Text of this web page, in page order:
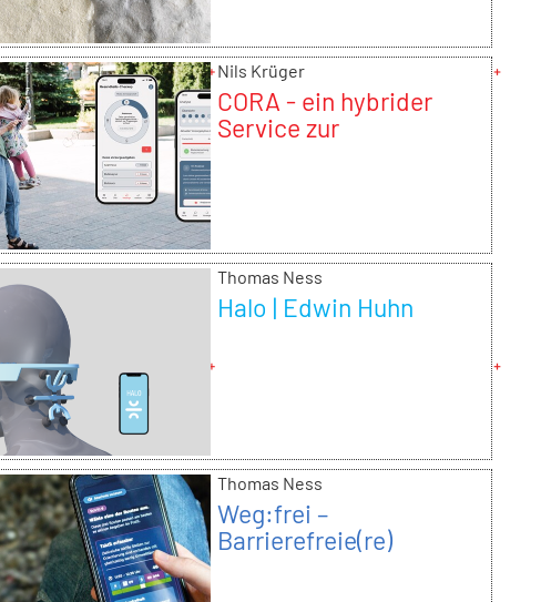
Nils Krüger
CORA - ein hybrider
Service zur
Wegener
Thomas Ness
Halo | Edwin Huhn
Thomas Ness
Weg:frei –
Barrierefreie(re)